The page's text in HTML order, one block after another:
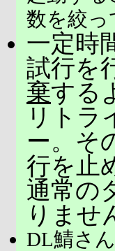
数を絞っ
一定時
試行を
棄する
リトラ
ー。そ
行を止
通常の
りませ
DL鯖さ